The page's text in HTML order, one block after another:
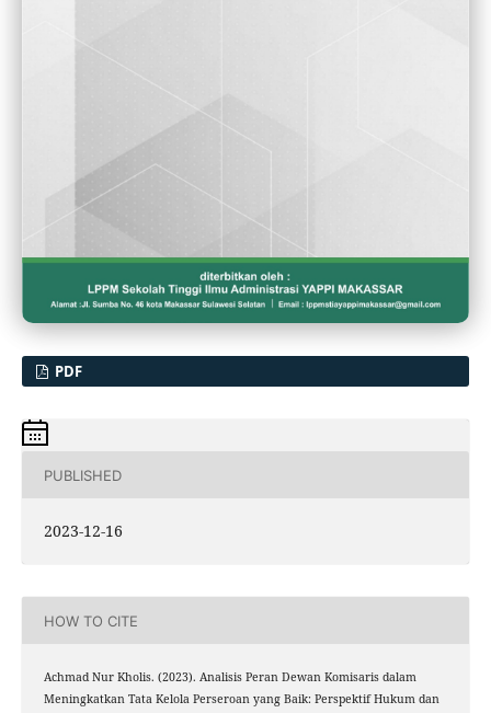
PDF
PUBLISHED
2023-12-16
HOW TO CITE
Achmad Nur Kholis. (2023). Analisis Peran Dewan Komisaris dalam
Meningkatkan Tata Kelola Perseroan yang Baik: Perspektif Hukum dan